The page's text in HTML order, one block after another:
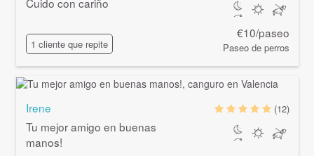
1 cliente que repite
€10/paseo
Paseo de perros
Irene
Tu mejor amigo en buenas
manos!
(12)